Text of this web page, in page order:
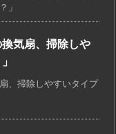
」
気扇、掃除しや
、掃除しやすいタイプ